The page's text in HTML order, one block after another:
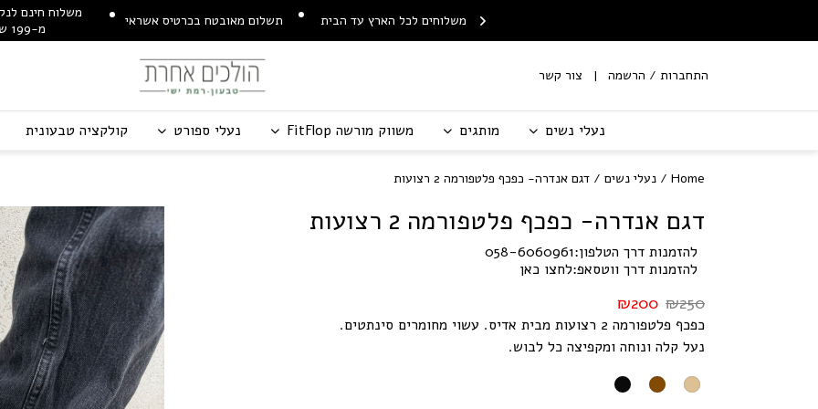
משלוחים לכל הארץ עד הבית תשלום מאובטח בכרטיס אשראי
משלוח חינם
מ-199 ש"ח
התחברות / הרשמה צור קשר
נעלי נשים מותגים משווק מורשה FitFlop נעלי ספורט קולקציה טבעונית
Home
/ נעלי נשים / דגם אנדרה- כפכף פלטפורמה 2 רצועות
דגם אנדרה- כפכף פלטפורמה 2 רצועות
להזמנות דרך הטלפון:058-6060961
להזמנות דרך ווטסאפ:לחצו כאן
₪250
₪200
כפכף פלטפורמה 2 רצועות מבית אדיס. עשוי מחומרים סינתטים.
נעל קלה ונוחה ומקפיצה כל לבוש.